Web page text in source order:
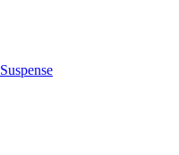
Suspense